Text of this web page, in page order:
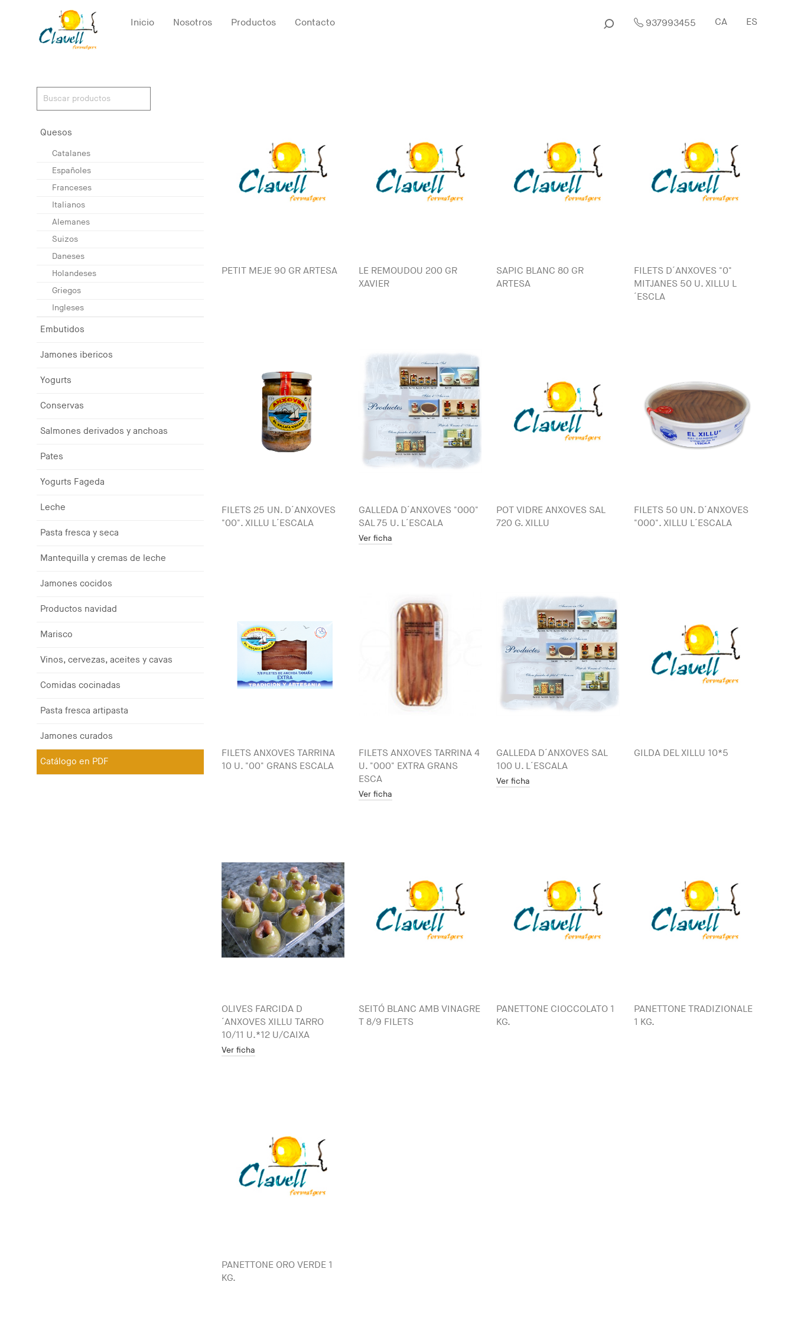
Inicio Nosotros Productos Contacto 937993455 CA ES
Quesos
Catalanes
Españoles
Franceses
Italianos
Alemanes
Suizos
Daneses
Holandeses
Griegos
Ingleses
Embutidos
Jamones ibericos
Yogurts
Conservas
Salmones derivados y anchoas
Pates
Yogurts Fageda
Leche
Pasta fresca y seca
Mantequilla y cremas de leche
Jamones cocidos
Productos navidad
Marisco
Vinos, cervezas, aceites y cavas
Comidas cocinadas
Pasta fresca artipasta
Jamones curados
Catálogo en PDF
PETIT MEJE 90 GR ARTESA
LE REMOUDOU 200 GR
XAVIER
SAPIC BLANC 80 GR
ARTESA
FILETS D´ANXOVES "0"
MITJANES 50 U. XILLU L
´ESCLA
FILETS 25 UN. D´ANXOVES
"00". XILLU L´ESCALA
GALLEDA D´ANXOVES "000"
SAL 75 U. L´ESCALA
Ver ficha
POT VIDRE ANXOVES SAL
720 G. XILLU
FILETS 50 UN. D´ANXOVES
"000". XILLU L´ESCALA
FILETS ANXOVES TARRINA
10 U. "00" GRANS ESCALA
FILETS ANXOVES TARRINA 4
U. "000" EXTRA GRANS
ESCA
Ver ficha
GALLEDA D´ANXOVES SAL
100 U. L´ESCALA
Ver ficha
GILDA DEL XILLU 10*5
OLIVES FARCIDA D
´ANXOVES XILLU TARRO
10/11 U.*12 U/CAIXA
Ver ficha
SEITÓ BLANC AMB VINAGRE
T 8/9 FILETS
PANETTONE CIOCCOLATO 1
KG.
PANETTONE TRADIZIONALE
1 KG.
PANETTONE ORO VERDE 1
KG.